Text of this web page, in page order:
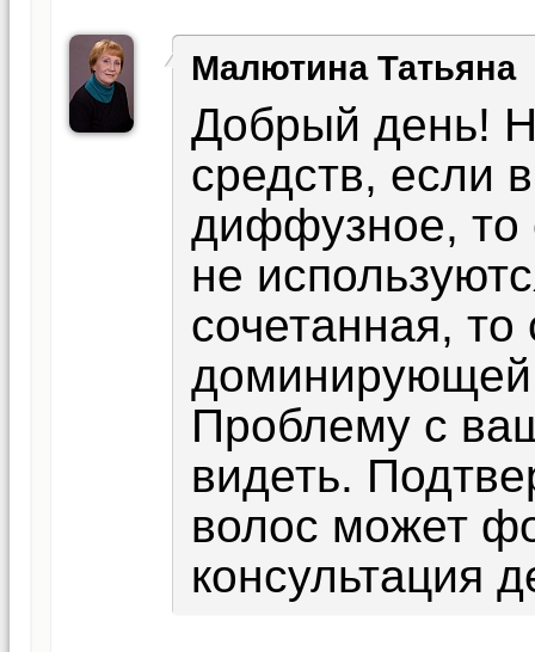
Малютина Татьяна
Добрый день!
средств, если
диффузное, то
не
сочетанная,
Проблему с
видеть.
волос может
консультация